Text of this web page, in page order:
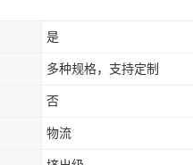
是
多种规格，支持定制
否
物流